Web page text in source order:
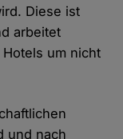
Diese ist
arbeitet
um nicht
und nach